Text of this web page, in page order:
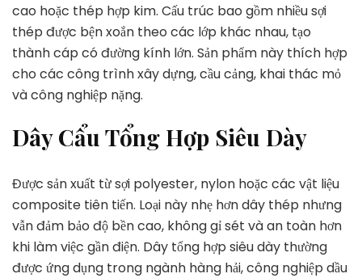
cao hoặc thép hợp kim. Cấu trúc bao gồm nhiều sợi
thép được bện xoắn theo các lớp khác nhau, tạo
thành cáp có đường kính lớn. Sản phẩm này thích hợp
cho các công trình xây dựng, cầu cảng, khai thác mỏ
và công nghiệp nặng.
Dây Cẩu Tổng Hợp Siêu Dày
Được sản xuất từ sợi polyester, nylon hoặc các vật liệu
composite tiên tiến. Loại này nhẹ hơn dây thép nhưng
vẫn đảm bảo độ bền cao, không gỉ sét và an toàn hơn
khi làm việc gần điện. Dây tổng hợp siêu dày thường
được ứng dụng trong ngành hàng hải, công nghiệp dầu